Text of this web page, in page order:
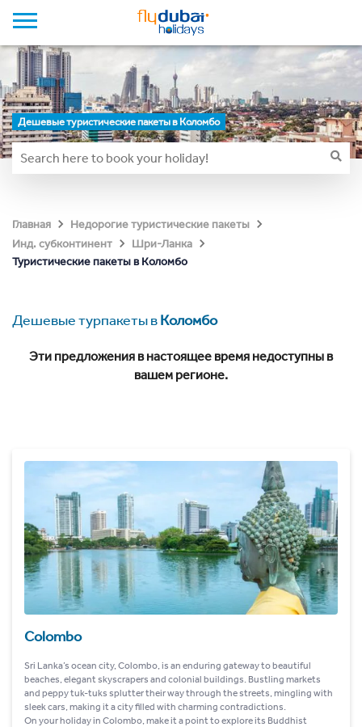
Дешевые туристические пакеты в Коломбо
Главная
Недорогие туристические пакеты
Инд. субконтинент
Шри-Ланка
Туристические пакеты в Коломбо
Дешевые турпакеты вКоломбо
Эти предложения в настоящее время недоступны в
вашем регионе.
Colombo
Sri Lanka’s ocean city, Colombo, is an enduring gateway to beautiful
beaches, elegant skyscrapers and colonial buildings. Bustling markets
and peppy tuk-tuks splutter their way through the streets, mingling with
sleek cars, making it a city filled with charming contradictions.
On your holiday in Colombo, make it a point to explore its Buddhist